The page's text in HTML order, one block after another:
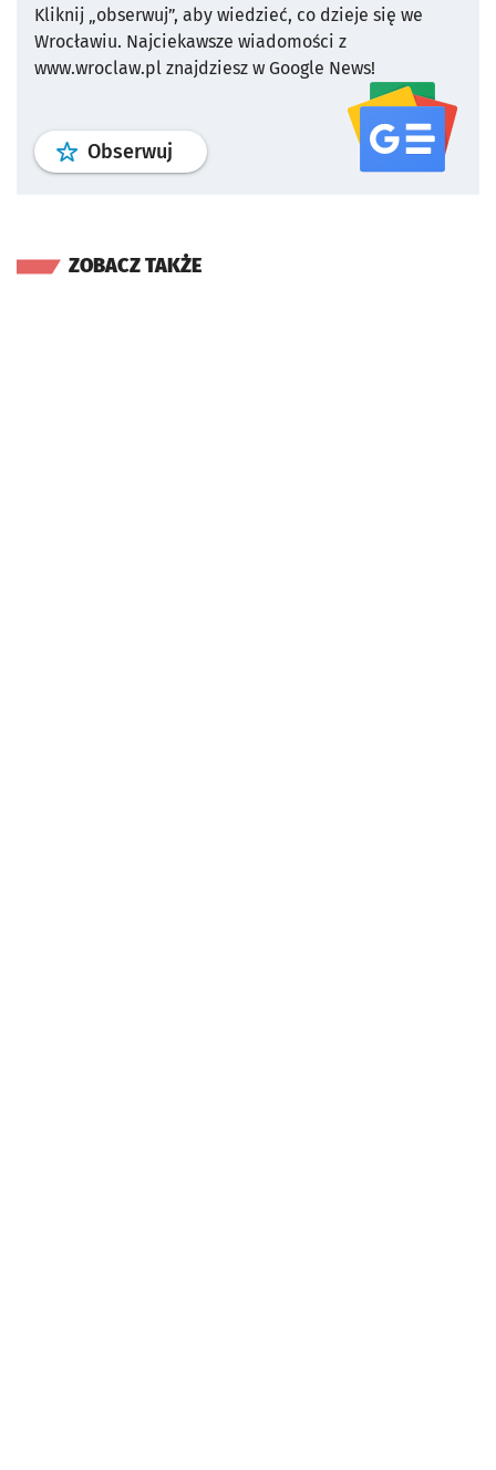
Kliknij „obserwuj”, aby wiedzieć, co dzieje się we
Wrocławiu. Najciekawsze wiadomości z
www.wroclaw.pl znajdziesz w Google News!
Obserwuj profil serwisu
ZOBACZ TAKŻE